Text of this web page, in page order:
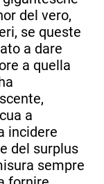
del vero,
se queste
a dare
a quella
a
incidere
del surplus
sempre